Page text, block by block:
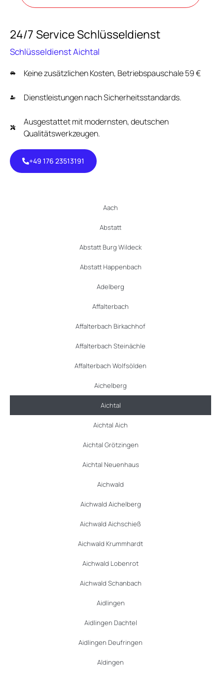
24/7 Service Schlüsseldienst
Schlüsseldienst Aichtal
Keine zusätzlichen Kosten, Betriebspauschale 59 €
Dienstleistungen nach Sicherheitsstandards.
Ausgestattet mit modernsten, deutschen
Qualitätswerkzeugen.
+49 176 23513191
Aach
Abstatt
Abstatt Burg Wildeck
Abstatt Happenbach
Adelberg
Affalterbach
Affalterbach Birkachhof
Affalterbach Steinächle
Affalterbach Wolfsölden
Aichelberg
Aichtal
Aichtal Aich
Aichtal Grötzingen
Aichtal Neuenhaus
Aichwald
Aichwald Aichelberg
Aichwald Aichschieß
Aichwald Krummhardt
Aichwald Lobenrot
Aichwald Schanbach
Aidlingen
Aidlingen Dachtel
Aidlingen Deufringen
Aldingen